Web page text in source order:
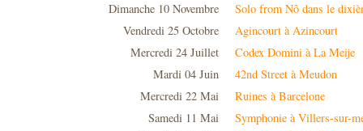
Dimanche 10 Novembre
Solo from Nô dans le
Vendredi 25 Octobre
Agincourt à Azincourt
Mercredi 24 Juillet
Codex Domini à La Meije
Mardi 04 Juin
42nd Street à Meudon
Mercredi 22 Mai
Ruines à Barcelone
Samedi 11 Mai
Symphonie à Villers-sur-